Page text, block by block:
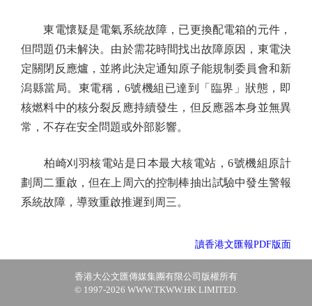
東電懷疑是電氣系統故障，已更換配電箱的元件，
但問題仍未解決。由於需花時間找出故障原因，東電決
定關閉反應爐，並將此決定通知原子能規制委員會和新
潟縣當局。東電稱，6號機組已達到「臨界」狀態，即
核燃料中的核分裂反應持續發生，但反應器本身並無異
常，不存在安全問題或外部影響。
柏崎刈羽核電站是日本最大核電站，6號機組原計
劃周二重啟，但在上周六的控制棒抽出試驗中發生警報
系統故障，導致重啟推遲到周三。
讀香港文匯報PDF版面
香港大公文匯傳媒集團有限公司版權所有
© 1997-2026 WWW.TKWW.HK LIMITED.